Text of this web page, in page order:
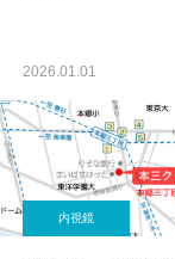
2026.01.01
内視鏡